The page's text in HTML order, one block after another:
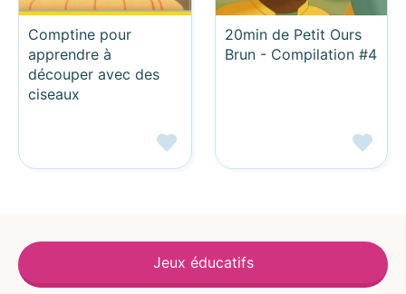
Comptine pour
apprendre à
découper avec des
ciseaux
20min de Petit Ours
Brun - Compilation #4
Jeux éducatifs